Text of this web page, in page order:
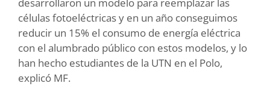
desarrollaron un modelo para reemplazar las
células fotoeléctricas y en un año conseguimos
reducir un 15% el consumo de energía eléctrica
con el alumbrado público con estos modelos, y lo
han hecho estudiantes de la UTN en el Polo,
explicó MF.